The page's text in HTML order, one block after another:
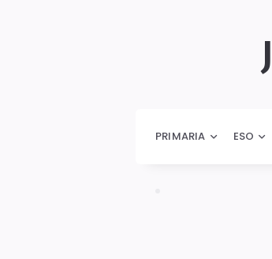
PINA
PRIMARIA ESO